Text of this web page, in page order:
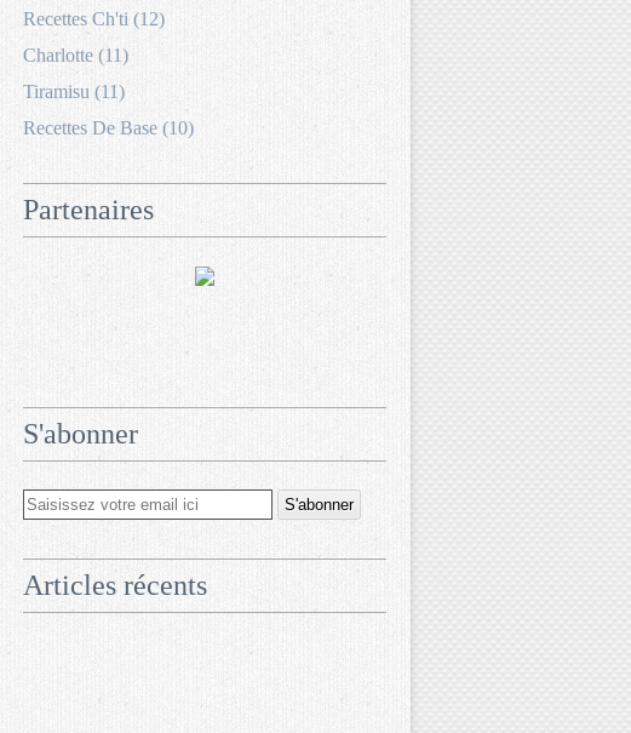
Recettes Ch'ti (12)
Charlotte (11)
Tiramisu (11)
Recettes De Base (10)
Partenaires
S'abonner
Articles récents